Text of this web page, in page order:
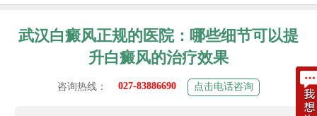
武汉白癜风正规的医院：哪些细节可以提
升白癜风的治疗效果
咨询热线： 027-83886690 点击电话咨询